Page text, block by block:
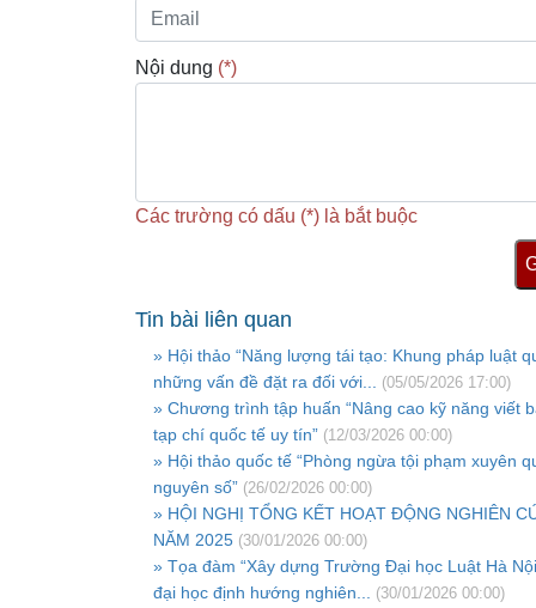
Nội dung (*)
Các trường có dấu (*) là bắt buộc
Tin bài liên quan
» Hội thảo “Năng lượng tái tạo: Khung pháp luật
những vấn đề đặt ra đối với... (05/05/2026 17:00)
» Chương trình tập huấn “Nâng cao kỹ năng viết
tạp chí quốc tế uy tín” (12/03/2026 00:00)
» Hội thảo quốc tế “Phòng ngừa tội phạm xuyên
nguyên số” (26/02/2026 00:00)
» HỘI NGHỊ TỔNG KẾT HOẠT ĐỘNG NGHIÊN
NĂM 2025 (30/01/2026 00:00)
» Tọa đàm “Xây dựng Trường Đại học Luật Hà
đại học định hướng nghiên... (30/01/2026 00:00)